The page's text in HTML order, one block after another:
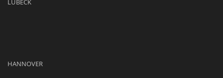
LÜBECK
HANNOVER